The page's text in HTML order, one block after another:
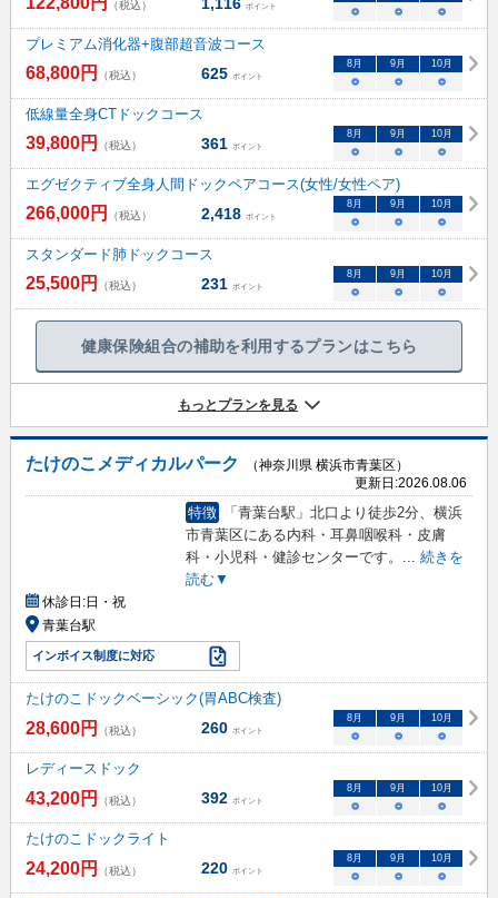
（税込） ポイント ○ ○ ○
プレミアム消化器+腹部超音波コース
68,800円 （税込） 625 ポイント
8 月 9 月 10月
○ ○ ○
低線量全身CTドックコース
39,800円 （税込） 361 ポイント
8 月 9 月 10月
○ ○ ○
エグゼクティブ全身人間ドックペアコース(女性/女性ペア)
266,000円 （税込） 2,418 ポイント
8 月 9 月 10月
○ ○ ○
スタンダード肺ドックコース
25,500円 （税込） 231 ポイント
8 月 9 月 10月
○ ○ ○
健康保険組合の補助を利用するプランはこちら
もっとプランを見る
たけのこメディカルパーク
（神奈川県 横浜市青葉区）
更新日:2026.08.06
特徴
「青葉台駅」北口より徒歩2分、横浜
市青葉区にある内科・耳鼻咽喉科・皮膚
科・小児科・健診センターです。 ... 続きを
読む▼
休診日:日・祝
青葉台駅
インボイス制度に対応
たけのこドックベーシック(胃ABC検査)
28,600円 （税込） 260 ポイント
8月 9月 10月
○ ○ ○
レディースドック
43,200円 （税込） 392 ポイント
8月 9月 10月
○ ○ ○
たけのこドックライト
24,200円 （税込） 220 ポイント
8月 9月 10月
○ ○ ○